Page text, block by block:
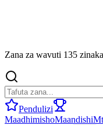
Zana za wavuti 135
Pendulizi
MaadhimishoMaandishi